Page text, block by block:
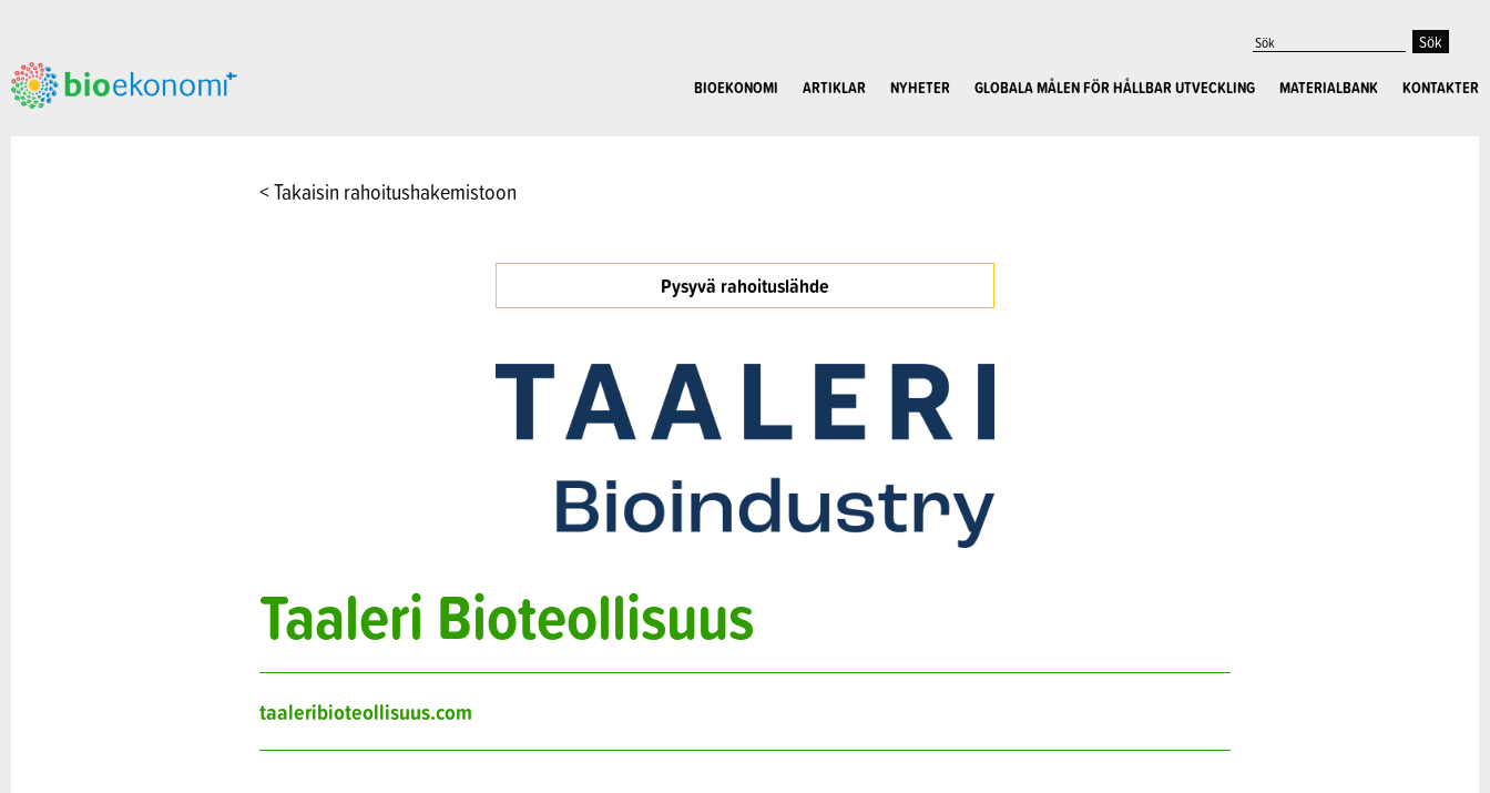
BIOEKONOMI ARTIKLAR NYHETER GLOBALA MÅLEN FÖR HÅLLBAR UTVECKLING MATERIALBANK KONTAKTER
< Takaisin rahoitushakemistoon
Pysyvä rahoituslähde
Taaleri Bioteollisuus
taaleribioteollisuus.com